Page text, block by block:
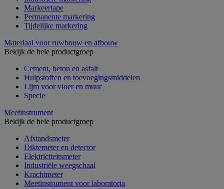
Markeertape
Permanente markering
Tijdelijke markering
Materiaal voor ruwbouw en afbouw
Bekijk de hele productgroep
Cement, beton en asfalt
Hulpstoffen en toevoegingsmiddelen
Lijm voor vloer en muur
Specie
Meetinstrument
Bekijk de hele productgroep
Afstandsmeter
Diktemeter en detector
Elektriciteitsmeter
Industriële weegschaal
Krachtmeter
Meetinstrument voor laboratoria